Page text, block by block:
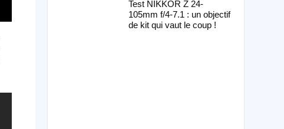
Test NIKKOR Z 24-
105mm f/4-7.1 : un objectif
de kit qui vaut le coup !